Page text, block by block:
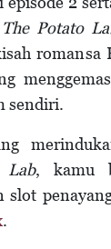
The Potato
sendiri.
Lab, kamu
.